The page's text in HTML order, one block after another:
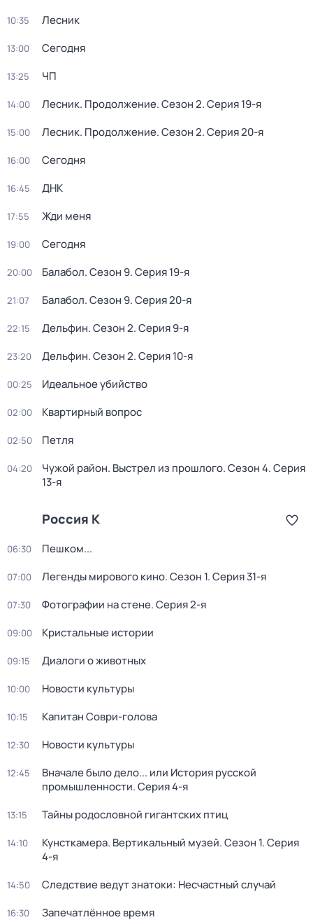
10:35 Лесник
13:00 Сегодня
13:25 ЧП
14:00 Лесник. Продолжение. Сезон 2. Серия 19-я
15:00 Лесник. Продолжение. Сезон 2. Серия 20-я
16:00 Сегодня
16:45 ДНК
17:55 Жди меня
19:00 Сегодня
20:00 Балабол. Сезон 9. Серия 19-я
21:07 Балабол. Сезон 9. Серия 20-я
22:15 Дельфин. Сезон 2. Серия 9-я
23:20 Дельфин. Сезон 2. Серия 10-я
00:25 Идеальное убийство
02:00 Квартирный вопрос
02:50 Петля
04:20 Чужой район. Выстрел из прошлого. Сезон 4. Серия
13-я
Россия К
06:30 Пешком...
07:00 Легенды мирового кино. Сезон 1. Серия 31-я
07:30 Фотографии на стене. Серия 2-я
09:00 Кристальные истории
09:15 Диалоги о животных
10:00 Новости культуры
10:15 Капитан Соври-голова
12:30 Новости культуры
12:45
Вначале было дело... или История русской
промышленности. Серия 4-я
13:15 Тайны родословной гигантских птиц
14:10 Кунсткамера. Вертикальный музей. Сезон 1. Серия
4-я
14:50 Следствие ведут знатоки: Несчастный случай
16:30 Запечатлённое время